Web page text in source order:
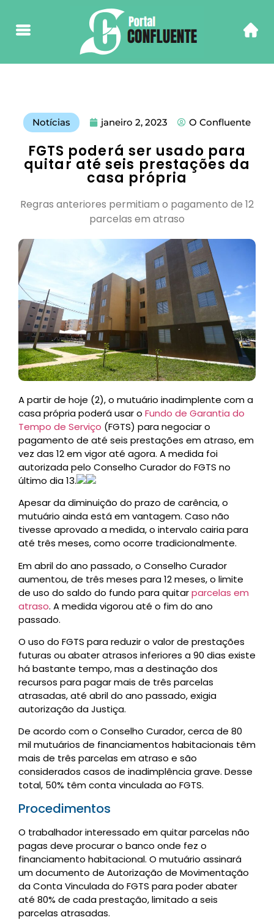
Notícias janeiro 2, 2023 O Confluente
FGTS poderá ser usado para
quitar até seis prestações da
casa própria
Regras anteriores permitiam o pagamento de 12
parcelas em atraso
A partir de hoje (2), o mutuário inadimplente com a
casa própria poderá usar o Fundo de Garantia do
Tempo de Serviço (FGTS) para negociar o
pagamento de até seis prestações em atraso, em
vez das 12 em vigor até agora. A medida foi
autorizada pelo Conselho Curador do FGTS no
último dia 13.
Apesar da diminuição do prazo de carência, o
mutuário ainda está em vantagem. Caso não
tivesse aprovado a medida, o intervalo cairia para
até três meses, como ocorre tradicionalmente.
Em abril do ano passado, o Conselho Curador
aumentou, de três meses para 12 meses, o limite
de uso do saldo do fundo para quitarparcelas em
atraso. A medida vigorou até o fim do ano
passado.
O uso do FGTS para reduzir o valor de prestações
futuras ou abater atrasos inferiores a 90 dias existe
há bastante tempo, mas a destinação dos
recursos para pagar mais de três parcelas
atrasadas, até abril do ano passado, exigia
autorização da Justiça.
De acordo com o Conselho Curador, cerca de 80
mil mutuários de financiamentos habitacionais têm
mais de três parcelas em atraso e são
considerados casos de inadimplência grave. Desse
total, 50% têm conta vinculada ao FGTS.
Procedimentos
O trabalhador interessado em quitar parcelas não
pagas deve procurar o banco onde fez o
financiamento habitacional. O mutuário assinará
um documento de Autorização de Movimentação
da Conta Vinculada do FGTS para poder abater
até 80% de cada prestação, limitado a seis
parcelas atrasadas.